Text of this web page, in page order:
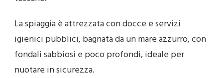
La spiaggia è attrezzata con docce e servizi
igienici pubblici, bagnata da un mare azzurro, con
fondali sabbiosi e poco profondi, ideale per
nuotare in sicurezza.